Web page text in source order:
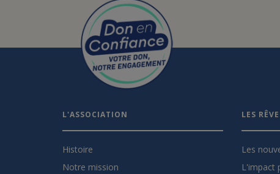
L'ASSOCIATION
Histoire
Notre mission
LES
Les
L'impact